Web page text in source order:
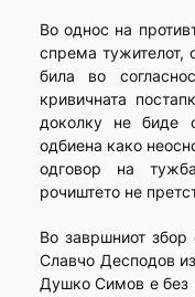
Во однос на
спрема тужителот,
била во
кривичната
доколку не биде
одбиена како
одговор на
рочиштето не
Во завршниот збор
Славчо Десподов
Душко Симов е без